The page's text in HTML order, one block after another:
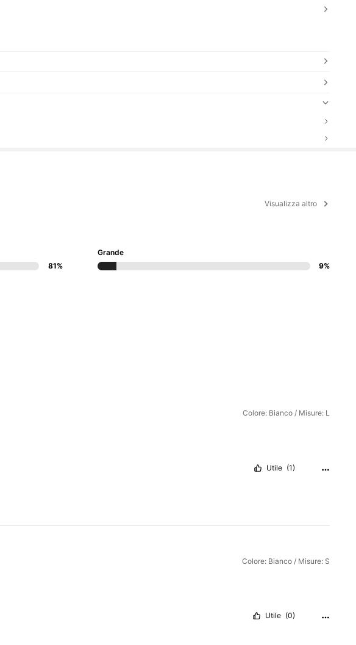
Visualizza altro
81%
Grande
9%
Colore: Bianco / Misure: L
Utile (1)
Colore: Bianco / Misure: S
Utile (0)